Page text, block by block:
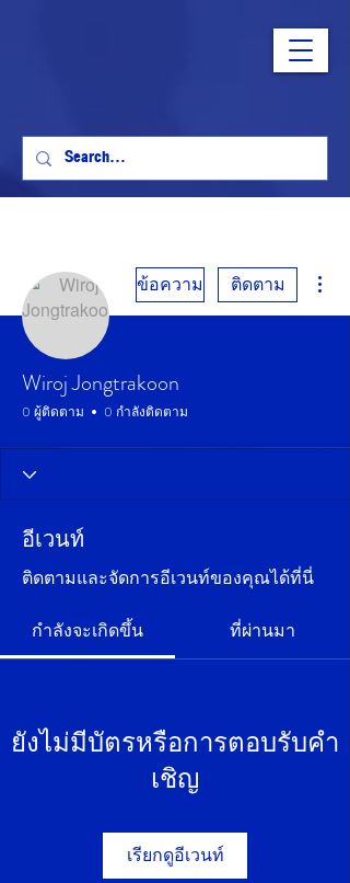
ข้อความ ติดตาม
Wiroj Jongtrakoon
0 ผู้ติดตาม 0 กำลังติดตาม
อีเวนท์
ติดตามและจัดการอีเวนท์ของคุณได้ที่นี่
กำลังจะเกิดขึ้น ที่ผ่านมา
ยังไม่มีบัตรหรือการตอบรับคำ
เชิญ
เรียกดูอีเวนท์